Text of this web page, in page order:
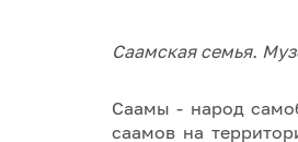
Саамская семья.
Саамы - народ
саамов на